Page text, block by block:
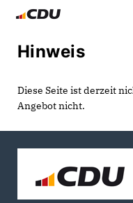
Hinweis
Diese Seite ist derzeit
Angebot nicht.